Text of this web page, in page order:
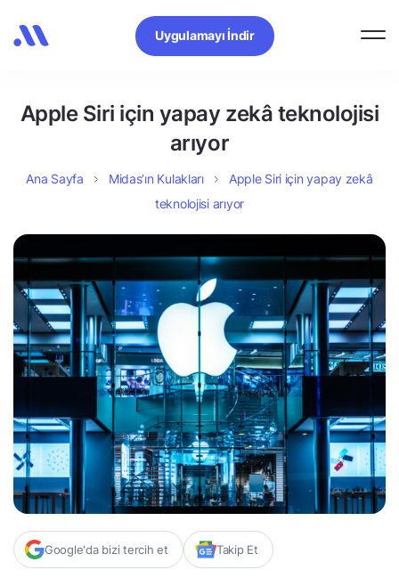
Uygulamayı İndir
Apple Siri için yapay zekâ teknolojisi
arıyor
Ana Sayfa Midas’ın Kulakları
Apple Siri için yapay zekâ
teknolojisi arıyor
Google'da bizi tercih et Takip Et